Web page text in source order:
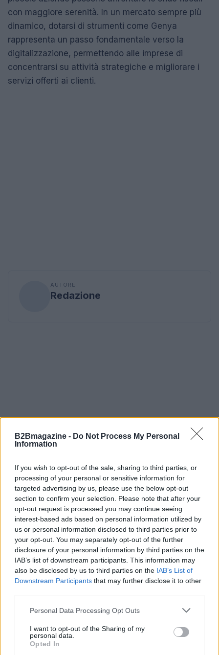
B2Bmagazine - Do Not Process My Personal
Information
If you wish to opt-out of the sale, sharing to third parties, or
processing of your personal or sensitive information for
targeted advertising by us, please use the below opt-out
section to confirm your selection. Please note that after your
opt-out request is processed you may continue seeing
interest-based ads based on personal information utilized by
us or personal information disclosed to third parties prior to
your opt-out. You may separately opt-out of the further
disclosure of your personal information by third parties on the
IAB’s list of downstream participants. This information may
also be disclosed by us to third parties on the IAB’s List of
Downstream Participants that may further disclose it to other
Please note that this website/app uses one or more Google
not limited to your visit or usage behaviour. You may click to
grant or deny consent to Google and its third-party tags to
use your data for below specified purposes in below Google
Personal Data Processing Opt Outs
I want to opt-out of the Sharing of my
personal data.
Opted In
con maggiore serenità. In un mercato sempre più
dinamico, dotarsi di strumenti come Genya
rappresenta un passo fondamentale verso la
digitalizzazione, permettendo alle imprese di
concentrarsi su attività strategiche e migliorare i
servizi offerti ai clienti.
AUTORE
Redazione
Continua a leggere
SERVIZI PER LE AZIENDE